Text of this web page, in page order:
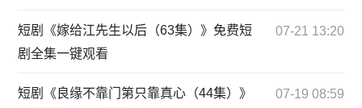
短剧《嫁给江先生以后（63集）》免费短
剧全集一键观看
07-21 13:20
短剧《良缘不靠门第只靠真心（44集）》
07-19 08:59